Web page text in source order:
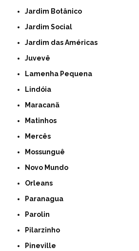
Jardim Botânico
Jardim Social
Jardim das Américas
Juvevê
Lamenha Pequena
Lindóia
Maracanã
Matinhos
Mercês
Mossunguê
Novo Mundo
Orleans
Paranagua
Parolin
Pilarzinho
Pineville